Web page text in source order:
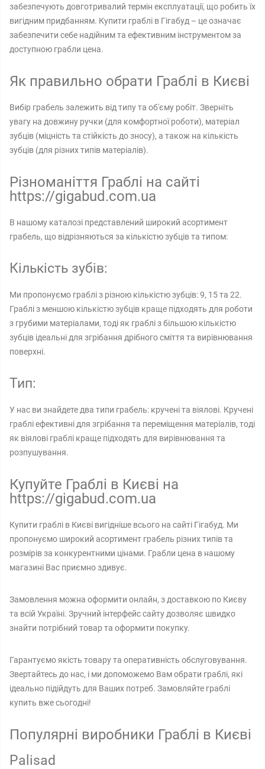
забезпечують довготривалий термін експлуатації, що робить їх
вигідним придбанням. Купити граблі в Гігабуд – це означає
забезпечити себе надійним та ефективним інструментом за
доступною грабли цена.
Як правильно обрати Граблі в Києві
Вибір грабель залежить від типу та об'єму робіт. Зверніть
увагу на довжину ручки (для комфортної роботи), матеріал
зубців (міцність та стійкість до зносу), а також на кількість
зубців (для різних типів матеріалів).
Різноманіття Граблі на сайті
https://gigabud.com.ua
В нашому каталозі представлений широкий асортимент
грабель, що відрізняються за кількістю зубців та типом:
Кількість зубів:
Ми пропонуємо граблі з різною кількістю зубців: 9, 15 та 22.
Граблі з меншою кількістю зубців краще підходять для роботи
з грубими матеріалами, тоді як граблі з більшою кількістю
зубців ідеальні для згрібання дрібного сміття та вирівнювання
поверхні.
Тип:
У нас ви знайдете два типи грабель: кручені та віялові. Кручені
граблі ефективні для згрібання та переміщення матеріалів, тоді
як віялові граблі краще підходять для вирівнювання та
розпушування.
Купуйте Граблі в Києві на
https://gigabud.com.ua
Купити граблі в Києві вигідніше всього на сайті Гігабуд. Ми
пропонуємо широкий асортимент грабель різних типів та
розмірів за конкурентними цінами. Грабли цена в нашому
магазині Вас приємно здивує.
Замовлення можна оформити онлайн, з доставкою по Києву
та всій Україні. Зручний інтерфейс сайту дозволяє швидко
знайти потрібний товар та оформити покупку.
Гарантуємо якість товару та оперативність обслуговування.
Звертайтесь до нас, і ми допоможемо Вам обрати граблі, які
ідеально підійдуть для Ваших потреб. Замовляйте граблі
купить вже сьогодні!
Популярні виробники Граблі в Києві
Palisad